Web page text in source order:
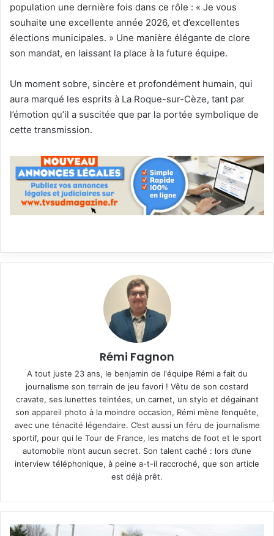
population une dernière fois dans ce rôle : « Je vous
souhaite une excellente année 2026, et d’excellentes
élections municipales. » Une manière élégante de clore
son mandat, en laissant la place à la future équipe.
Un moment sobre, sincère et profondément humain, qui
aura marqué les esprits à La Roque-sur-Cèze, tant par
l’émotion qu’il a suscitée que par la portée symbolique de
cette transmission.
Rémi Fagnon
A tout juste 23 ans, le benjamin de l'équipe Rémi a fait du
journalisme son terrain de jeu favori ! Vêtu de son costard
cravate, ses lunettes teintées, un carnet, un stylo et dégainant
son appareil photo à la moindre occasion, Rémi mène l’enquête,
avec une ténacité légendaire. C’est aussi un féru de journalisme
sportif, pour qui le Tour de France, les matchs de foot et le sport
automobile n’ont aucun secret. Son talent caché : lors d’une
interview téléphonique, à peine a-t-il raccroché, que son article
est déjà prêt.
Cyclisme